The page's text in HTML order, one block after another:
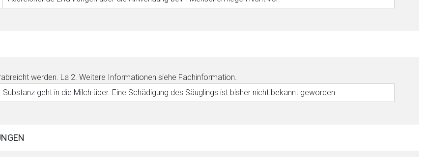
werden. La 2 . Weitere Informationen siehe Fachinformation.
Substanz geht in die Milch über. Eine Schädigung des Säuglings ist bisher nicht bekannt geworden.